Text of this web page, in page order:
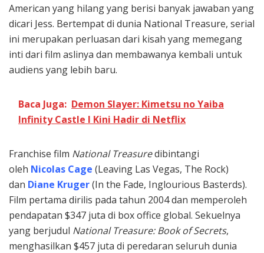
American yang hilang yang berisi banyak jawaban yang
dicari Jess. Bertempat di dunia National Treasure, serial
ini merupakan perluasan dari kisah yang memegang
inti dari film aslinya dan membawanya kembali untuk
audiens yang lebih baru.
Baca Juga: Demon Slayer: Kimetsu no Yaiba
Infinity Castle I Kini Hadir di Netflix
Franchise film National Treasuredibintangi
oleh Nicolas Cage (Leaving Las Vegas, The Rock)
dan Diane Kruger(In the Fade, Inglourious Basterds).
Film pertama dirilis pada tahun 2004 dan memperoleh
pendapatan $347 juta di box office global. Sekuelnya
yang berjudul National Treasure: Book of Secrets,
menghasilkan $457 juta di peredaran seluruh dunia